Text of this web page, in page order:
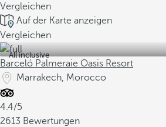
Vergleichen
Auf der Karte anzeigen
Vergleichen
All inclusive
Barceló Palmeraie Oasis Resort
Marrakech, Morocco
4.4/5
2613 Bewertungen